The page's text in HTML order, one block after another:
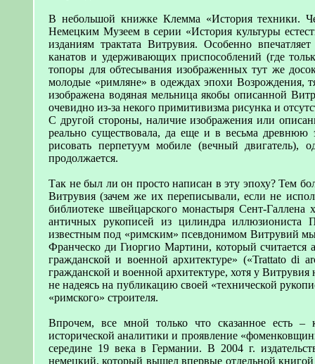
В небольшой книжке Клемма «История техники.
Немецким Музеем в серии «История культуры
изданиям трактата Витрувия. Особенно
канатов и удерживающих приспособлений (где
топоры для обтесывания изображенных тут же
молодые «римляне» в одеждах эпохи Возрождения,
изображена водяная мельница якобы описанной
очевидно из-за некого примитивизма рисунка и
С другой стороны, наличие изображения или
реально существовала, да еще и в весьма древнюю
рисовать перпетуум мобиле (вечный двигатель),
продолжается.
Так не был ли он просто написан в эту эпоху? Тем
Витрувия (зачем же их переписывали, если не
библиотеке швейцарского монастыря Сент-Галлена
античных рукописей из цилиндра
известным под «римским» псевдонимом Витрувий
Франческо ди Гиоргио Мартини, который считается
гражданской и военной архитектуре» («Trattato
гражданской и военной архитектуре, хотя у
не надеясь на публикацию своей «технической
«римского» строителя.
Впрочем, все мной только что сказанное есть –
исторической аналитики и проявление
середине 19 века в Германии. В 2004 г.
немецкий, который вышел впервые отдельной